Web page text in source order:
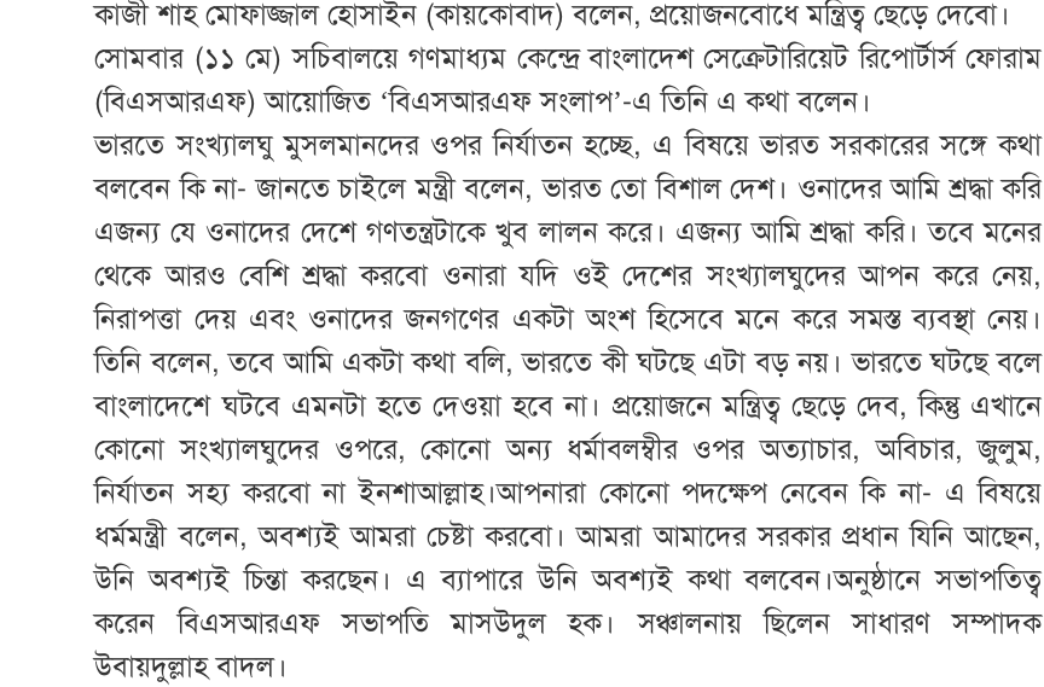
কাজী শাহ মোফাজ্জাল হোসাইন (কায়কোবাদ) বলেন, প্রয়োজনবোধে মন্ত্রিত্ব ছেড়ে দেবো।
সোমবার (১১ মে) সচিবালয়ে গণমাধ্যম কেন্দ্রে বাংলাদেশ সেক্রেটারিয়েট রিপোর্টার্স ফোরাম
(বিএসআরএফ) আয়োজিত ‘বিএসআরএফ সংলাপ’-এ তিনি এ কথা বলেন।
ভারতে সংখ্যালঘু মুসলমানদের ওপর নির্যাতন হচ্ছে, এ বিষয়ে ভারত সরকারের সঙ্গে কথা
বলবেন কি না- জানতে চাইলে মন্ত্রী বলেন, ভারত তো বিশাল দেশ। ওনাদের আমি শ্রদ্ধা করি
এজন্য যে ওনাদের দেশে গণতন্ত্রটাকে খুব লালন করে। এজন্য আমি শ্রদ্ধা করি। তবে মনের
থেকে আরও বেশি শ্রদ্ধা করবো ওনারা যদি ওই দেশের সংখ্যালঘুদের আপন করে নেয়,
নিরাপত্তা দেয় এবং ওনাদের জনগণের একটা অংশ হিসেবে মনে করে সমস্ত ব্যবস্থা নেয়।
তিনি বলেন, তবে আমি একটা কথা বলি, ভারতে কী ঘটছে এটা বড় নয়। ভারতে ঘটছে বলে
বাংলাদেশে ঘটবে এমনটা হতে দেওয়া হবে না। প্রয়োজনে মন্ত্রিত্ব ছেড়ে দেব, কিন্তু এখানে
কোনো সংখ্যালঘুদের ওপরে, কোনো অন্য ধর্মাবলম্বীর ওপর অত্যাচার, অবিচার, জুলুম,
নির্যাতন সহ্য করবো না ইনশাআল্লাহ।আপনারা কোনো পদক্ষেপ নেবেন কি না- এ বিষয়ে
ধর্মমন্ত্রী বলেন, অবশ্যই আমরা চেষ্টা করবো। আমরা আমাদের সরকার প্রধান যিনি আছেন,
উনি অবশ্যই চিন্তা করছেন। এ ব্যাপারে উনি অবশ্যই কথা বলবেন।অনুষ্ঠানে সভাপতিত্ব
করেন বিএসআরএফ সভাপতি মাসউদুল হক। সঞ্চালনায় ছিলেন সাধারণ সম্পাদক
উবায়দুল্লাহ বাদল।